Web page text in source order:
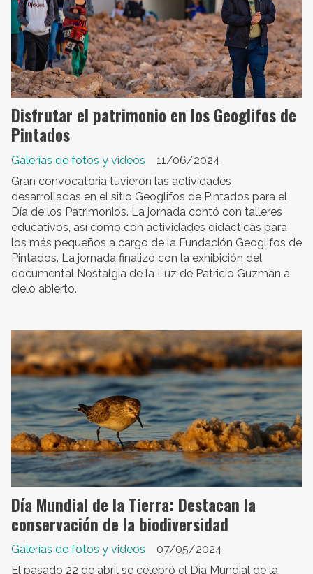
Disfrutar el patrimonio en los Geoglifos de
Pintados
Galerías de fotos y videos
11/06/2024
Gran convocatoria tuvieron las actividades
desarrolladas en el sitio Geoglifos de Pintados para el
Día de los Patrimonios. La jornada contó con talleres
educativos, así como con actividades didácticas para
los más pequeños a cargo de la Fundación Geoglifos de
Pintados. La jornada finalizó con la exhibición del
documental Nostalgia de la Luz de Patricio Guzmán a
cielo abierto.
Día Mundial de la Tierra: Destacan la
conservación de la biodiversidad
Galerías de fotos y videos
07/05/2024
El pasado 22 de abril se celebró el Día Mundial de la